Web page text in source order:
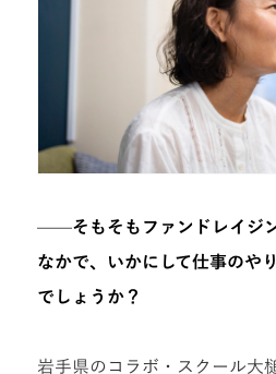
——そもそもファンドレイジ
なかで、いかにして仕事のや
でしょうか？
岩手県のコラボ・スクール大